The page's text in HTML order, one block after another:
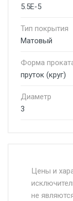
5.5E-5
Тип покрытия
Матовый
Форма
пруток (круг)
Диаметр
3
Москве
Цены и
не